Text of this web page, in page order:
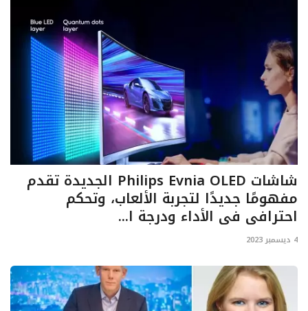
شاشات Philips Evnia OLED الجديدة تقدم
مفهومًا جديدًا لتجربة الألعاب، وتحكم
احترافي في الأداء ودرجة ا...
4 ديسمبر 2023